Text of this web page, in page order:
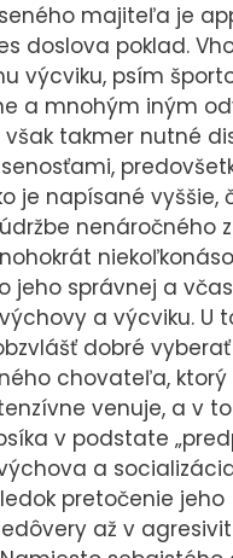
majiteľa je
doslova poklad.
výcviku, psím
a mnohým iným
však takmer nutné
je napísané vyššie,
nenáročného
jeho správnej a
a výcviku. U
dobré
chovateľa, ktorý
venuje, a v
v podstate
a
pretočenie jeho
až v